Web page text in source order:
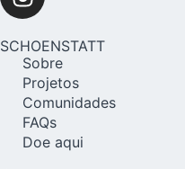
SCHOENSTATT
Sobre
Projetos
Comunidades
FAQs
Doe aqui